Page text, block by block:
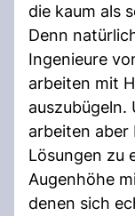
die kaum als
Denn
Ingenieure
arbeiten mit
auszubügeln.
arbeiten aber
Lösungen zu
Augenhöhe
denen sich